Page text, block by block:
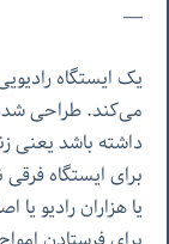
—
یک ایستگاه
می‌کند. طراحی شده
داشته باشد یعنی
برای ایستگاه
یا هزاران رادیو